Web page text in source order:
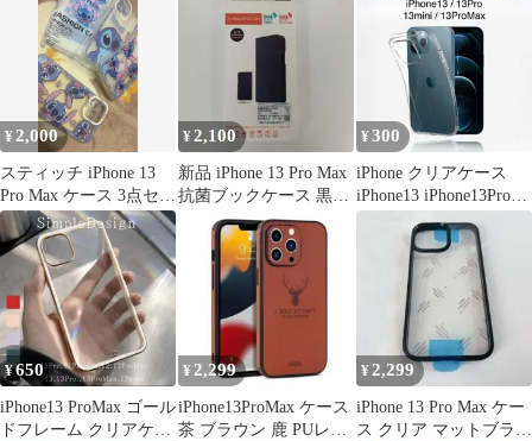
¥ 2,000
スティッチ iPhone 13
Pro Max ケース 3点セッ
ト
¥2,100
新品 iPhone 13 Pro Max
抗菌ブックケース 黒
R0050
¥300
iPhone クリアケース
iPhone13 iPhone13Pro
iPhone13mini
iPhone13ProMax 透明 ケ
ース カバー アイフォー
ン スマホケース
¥650
iPhone13 ProMax ゴール
ドフレーム クリアケー
¥ 2,299
iPhone13ProMax ケース
茶 ブラウン 鹿 PUレザ
¥2,299
iPhone 13 Pro Max ケー
ス クリア マットブラッ